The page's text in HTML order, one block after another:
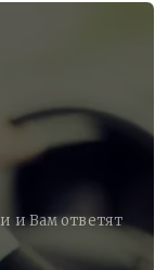
и Вам ответят